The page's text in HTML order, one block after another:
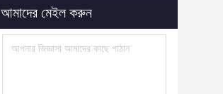
আমাদের মেইল ​​করুন